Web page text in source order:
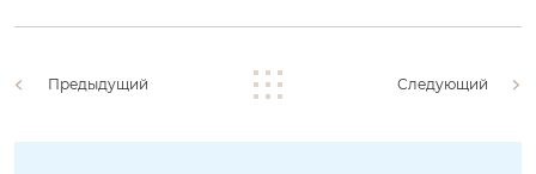
Предыдущий Следующий